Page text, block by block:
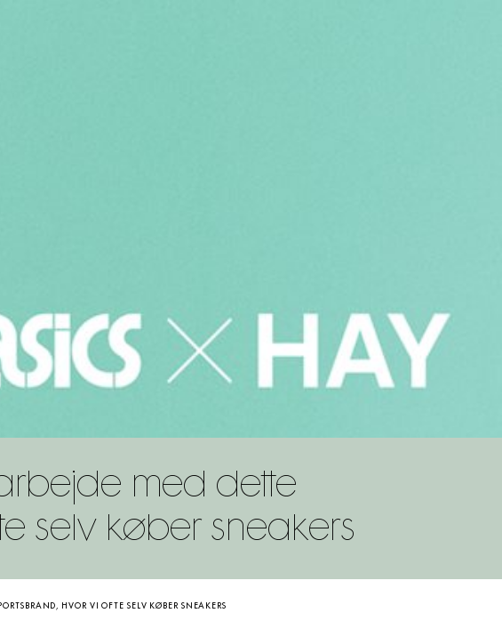
med dette
selv køber sneakers
HVOR VI OFTE SELV KØBER SNEAKERS